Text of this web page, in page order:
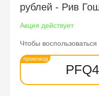
рублей - Рив
Акция действует
Чтобы